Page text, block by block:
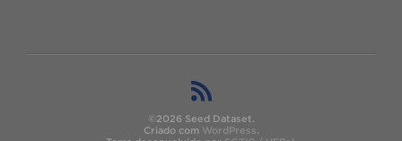
©2026 Seed Dataset.
Criado com WordPress.